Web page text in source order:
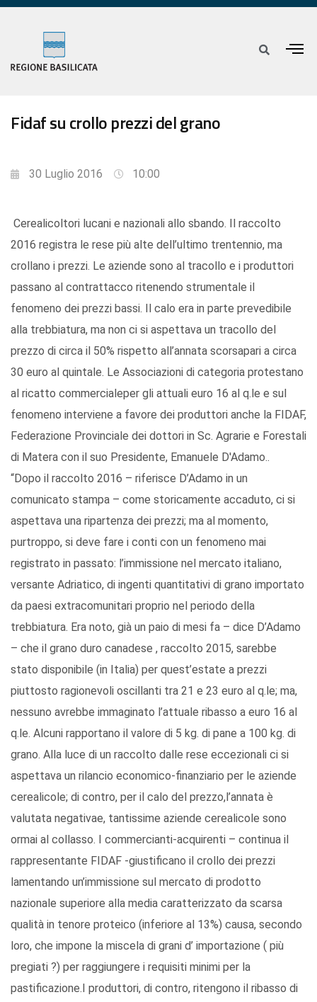
Fidaf su crollo prezzi del grano
30 Luglio 2016 10:00
Cerealicoltori lucani e nazionali allo sbando. Il raccolto
2016 registra le rese più alte dell’ultimo trentennio, ma
crollano i prezzi. Le aziende sono al tracollo e i produttori
passano al contrattacco ritenendo strumentale il
fenomeno dei prezzi bassi. Il calo era in parte prevedibile
alla trebbiatura, ma non ci si aspettava un tracollo del
prezzo di circa il 50% rispetto all’annata scorsapari a circa
30 euro al quintale. Le Associazioni di categoria protestano
al ricatto commercialeper gli attuali euro 16 al q.le e sul
fenomeno interviene a favore dei produttori anche la FIDAF,
Federazione Provinciale dei dottori in Sc. Agrarie e Forestali
di Matera con il suo Presidente, Emanuele D'Adamo..
“Dopo il raccolto 2016 – riferisce D’Adamo in un
comunicato stampa – come storicamente accaduto, ci si
aspettava una ripartenza dei prezzi; ma al momento,
purtroppo, si deve fare i conti con un fenomeno mai
registrato in passato: l’immissione nel mercato italiano,
versante Adriatico, di ingenti quantitativi di grano importato
da paesi extracomunitari proprio nel periodo della
trebbiatura. Era noto, già un paio di mesi fa – dice D’Adamo
– che il grano duro canadese , raccolto 2015, sarebbe
stato disponibile (in Italia) per quest’estate a prezzi
piuttosto ragionevoli oscillanti tra 21 e 23 euro al q.le; ma,
nessuno avrebbe immaginato l’attuale ribasso a euro 16 al
q.le. Alcuni rapportano il valore di 5 kg. di pane a 100 kg. di
grano. Alla luce di un raccolto dalle rese eccezionali ci si
aspettava un rilancio economico-finanziario per le aziende
cerealicole; di contro, per il calo del prezzo,l’annata è
valutata negativae, tantissime aziende cerealicole sono
ormai al collasso. I commercianti-acquirenti – continua il
rappresentante FIDAF -giustificano il crollo dei prezzi
lamentando un’immissione sul mercato di prodotto
nazionale superiore alla media caratterizzato da scarsa
qualità in tenore proteico (inferiore al 13%) causa, secondo
loro, che impone la miscela di grani d’ importazione ( più
pregiati ?) per raggiungere i requisiti minimi per la
pastificazione.I produttori, di contro, ritengono il ribasso di